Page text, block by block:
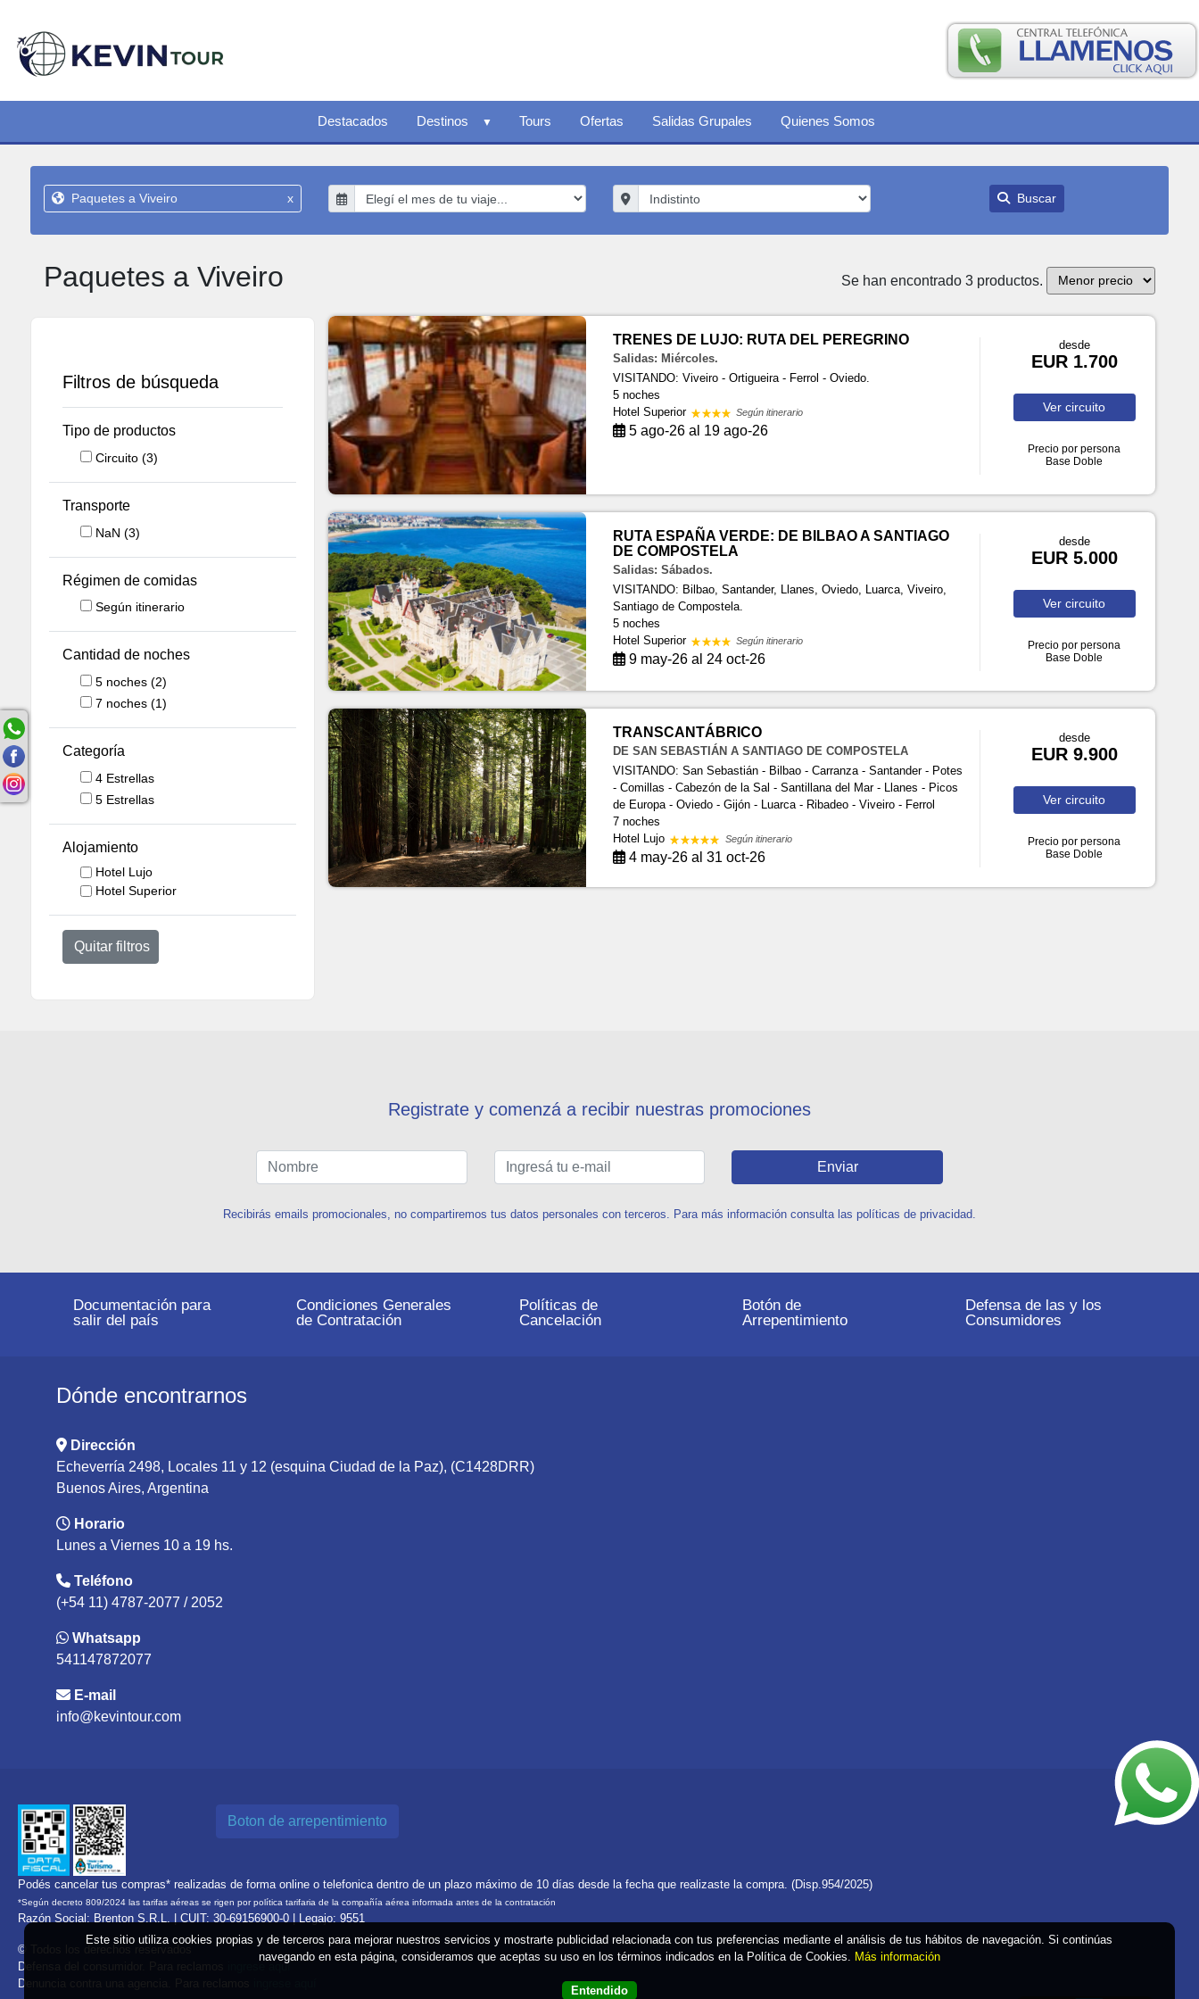
Destacados Destinos Tours Ofertas Salidas Grupales Quienes Somos
Paquetes a Viveiro x Buscar
Paquetes a Viveiro Se han encontrado 3 productos.
Filtros de búsqueda
Tipo de productos
Circuito (3)
Transporte
NaN (3)
Régimen de comidas
Según itinerario
Cantidad de noches
5 noches (2)
7 noches (1)
Categoría
4 Estrellas
5 Estrellas
Alojamiento
Hotel Lujo
Hotel Superior
Quitar filtros
TRENES DE LUJO: RUTA DEL PEREGRINO
Salidas: Miércoles.
VISITANDO: Viveiro - Ortigueira - Ferrol - Oviedo.
5 noches
Hotel Superior
Según itinerario
5 ago-26 al 19 ago-26
desde
EUR 1.700
Vercircuito
Precio por persona
Base Doble
RUTA ESPAÑA VERDE: DE BILBAO A SANTIAGO
DE COMPOSTELA
Salidas: Sábados.
VISITANDO: Bilbao, Santander, Llanes, Oviedo, Luarca, Viveiro,
Santiago de Compostela.
5 noches
Hotel Superior
Según itinerario
9 may-26 al 24 oct-26
desde
EUR 5.000
Vercircuito
Precio por persona
Base Doble
TRANSCANTÁBRICO
DE SAN SEBASTIÁN A SANTIAGO DE COMPOSTELA
VISITANDO: San Sebastián - Bilbao - Carranza - Santander - Potes
- Comillas - Cabezón de la Sal - Santillana del Mar - Llanes - Picos
de Europa - Oviedo - Gijón - Luarca - Ribadeo - Viveiro - Ferrol
7 noches
Hotel Lujo
Según itinerario
4 may-26 al 31 oct-26
desde
EUR 9.900
Vercircuito
Precio por persona
Base Doble
Registrate y comenzá a recibir nuestras promociones
Enviar
Recibirás emails promocionales, no compartiremos tus datos personales con terceros. Para más información consulta las políticas de privacidad.
Documentación para
salir del país
Condiciones Generales
de Contratación
Políticas de
Cancelación
Botón de
Arrepentimiento
Defensa de las y los
Consumidores
Dónde encontrarnos
Dirección
Echeverría 2498, Locales 11 y 12 (esquina Ciudad de la Paz), (C1428DRR)
Buenos Aires, Argentina
Horario
Lunes a Viernes 10 a 19 hs.
Teléfono
(+54 11) 4787-2077 / 2052
Whatsapp
541147872077
E-mail
info@kevintour.com
Boton de arrepentimiento
Podés cancelar tus compras* realizadas de forma online o telefonica dentro de un plazo máximo de 10 días desde la fecha que realizaste la compra. (Disp.954/2025)
*Según decreto 809/2024 las tarifas aéreas se rigen por política tarifaria de la compañía aérea informada antes de la contratación
Razón Social: Brenton S.R.L. | CUIT: 30-69156900-0 | Legajo: 9551
© Todos los derechos reservados
Defensa del consumidor. Para reclamos
ingrese aquí
Denuncia contra una agencia. Para reclamos
Este sitio utiliza cookies propias y de terceros para mejorar nuestros servicios y mostrarte publicidad relacionada con tus preferencias mediante el análisis de tus hábitos de navegación. Si continúas
navegando en esta página, consideramos que aceptas su uso en los términos indicados en la Política de Cookies. Más información
Entendido